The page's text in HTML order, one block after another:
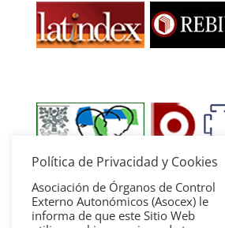
Política de Privacidad y Cookies
Asociación de Órganos de Control
Externo Autonómicos (Asocex) le
informa de que este Sitio Web